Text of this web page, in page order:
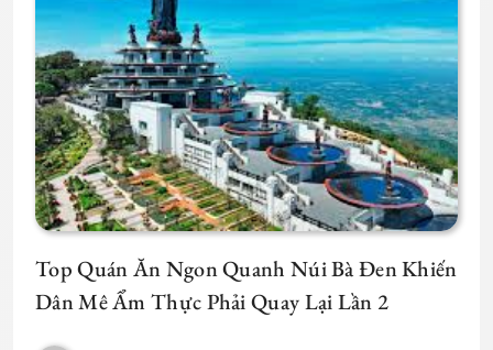
Top Quán Ăn Ngon Quanh Núi Bà Đen Khiến
Dân Mê Ẩm Thực Phải Quay Lại Lần 2